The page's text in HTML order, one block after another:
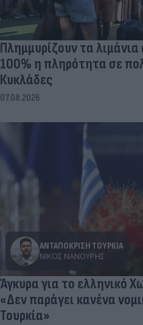
Πλημμυρίζουν τα
100% η πληρότητα σε
Κυκλάδες
07.08.2026
ΑΝΤΑΠΟΚΡΙΣΗ ΤΟΥΡΚΙΑ
ΝΊΚΟΣ ΝΑΝΟΎΡΗΣ
Άγκυρα για το ελληνικό
«Δεν παράγει κανένα
Τουρκία»